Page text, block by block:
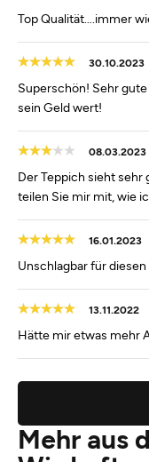
Top Qualität….immer
30.10.2023
Superschön! Sehr
sein Geld wert!
08.03.2023
Der Teppich sieht sehr
teilen Sie mir mit, wie
16.01.2023
Unschlagbar für
13.11.2022
Hätte mir etwas mehr
Mehr aus